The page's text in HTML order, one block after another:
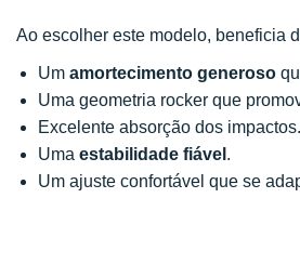
Ao escolher este modelo, beneficia
Um amortecimento generoso
Uma geometria rocker que
Excelente absorção dos impactos.
Uma estabilidade fiável .
Um ajuste confortável que se